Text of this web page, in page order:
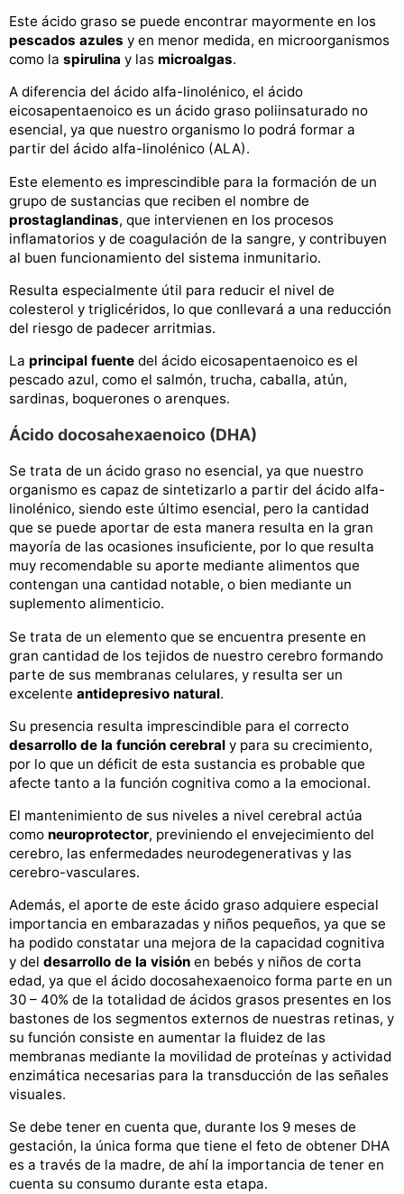
Este ácido graso se puede encontrar mayormente en los
pescados azules y en menor medida, en microorganismos
como la spirulina y las microalgas.
A diferencia del ácido alfa-linolénico, el ácido
eicosapentaenoico es un ácido graso poliinsaturado no
esencial, ya que nuestro organismo lo podrá formar a
partir del ácido alfa-linolénico (ALA).
Este elemento es imprescindible para la formación de un
grupo de sustancias que reciben el nombre de
prostaglandinas, que intervienen en los procesos
inflamatorios y de coagulación de la sangre, y contribuyen
al buen funcionamiento del sistema inmunitario.
Resulta especialmente útil para reducir el nivel de
colesterol y triglicéridos, lo que conllevará a una reducción
del riesgo de padecer arritmias.
La principal fuente del ácido eicosapentaenoico es el
pescado azul, como el salmón, trucha, caballa, atún,
sardinas, boquerones o arenques.
Ácido docosahexaenoico (DHA)
Se trata de un ácido graso no esencial, ya que nuestro
organismo es capaz de sintetizarlo a partir del ácido alfa-
linolénico, siendo este último esencial, pero la cantidad
que se puede aportar de esta manera resulta en la gran
mayoría de las ocasiones insuficiente, por lo que resulta
muy recomendable su aporte mediante alimentos que
contengan una cantidad notable, o bien mediante un
suplemento alimenticio.
Se trata de un elemento que se encuentra presente en
gran cantidad de los tejidos de nuestro cerebro formando
parte de sus membranas celulares, y resulta ser un
excelente antidepresivo natural.
Su presencia resulta imprescindible para el correcto
desarrollo de la función cerebral y para su crecimiento,
por lo que un déficit de esta sustancia es probable que
afecte tanto a la función cognitiva como a la emocional.
El mantenimiento de sus niveles a nivel cerebral actúa
como neuroprotector, previniendo el envejecimiento del
cerebro, las enfermedades neurodegenerativas y las
cerebro-vasculares.
Además, el aporte de este ácido graso adquiere especial
importancia en embarazadas y niños pequeños, ya que se
ha podido constatar una mejora de la capacidad cognitiva
y del desarrollo de la visión en bebés y niños de corta
edad, ya que el ácido docosahexaenoico forma parte en un
30 – 40% de la totalidad de ácidos grasos presentes en los
bastones de los segmentos externos de nuestras retinas, y
su función consiste en aumentar la fluidez de las
membranas mediante la movilidad de proteínas y actividad
enzimática necesarias para la transducción de las señales
visuales.
Se debe tener en cuenta que, durante los 9 meses de
gestación, la única forma que tiene el feto de obtener DHA
es a través de la madre, de ahí la importancia de tener en
cuenta su consumo durante esta etapa.